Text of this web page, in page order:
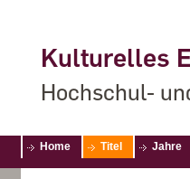
Kulturelles
Hochschul-
Home Titel Jahre